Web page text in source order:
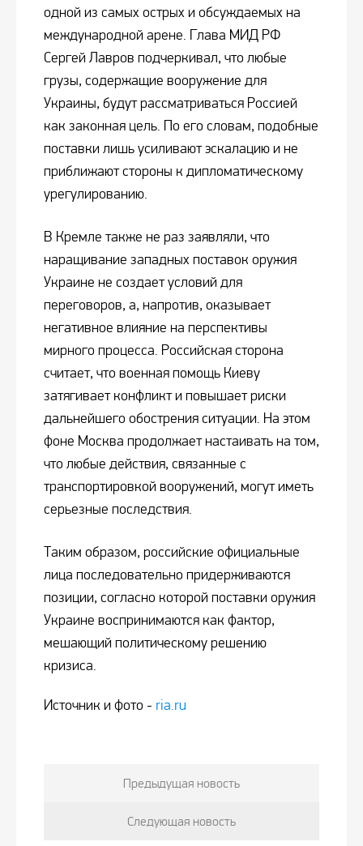
одной из самых острых и обсуждаемых на
международной арене. Глава МИД РФ
Сергей Лавров подчеркивал, что любые
грузы, содержащие вооружение для
Украины, будут рассматриваться Россией
как законная цель. По его словам, подобные
поставки лишь усиливают эскалацию и не
приближают стороны к дипломатическому
урегулированию.
В Кремле также не раз заявляли, что
наращивание западных поставок оружия
Украине не создает условий для
переговоров, а, напротив, оказывает
негативное влияние на перспективы
мирного процесса. Российская сторона
считает, что военная помощь Киеву
затягивает конфликт и повышает риски
дальнейшего обострения ситуации. На этом
фоне Москва продолжает настаивать на том,
что любые действия, связанные с
транспортировкой вооружений, могут иметь
серьезные последствия.
Таким образом, российские официальные
лица последовательно придерживаются
позиции, согласно которой поставки оружия
Украине воспринимаются как фактор,
мешающий политическому решению
кризиса.
Источник и фото - ria.ru
Предыдущая новость
Следующая новость